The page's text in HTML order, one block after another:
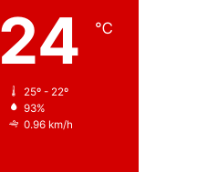
24 ℃
25º - 22º
93%
0.96 km/h